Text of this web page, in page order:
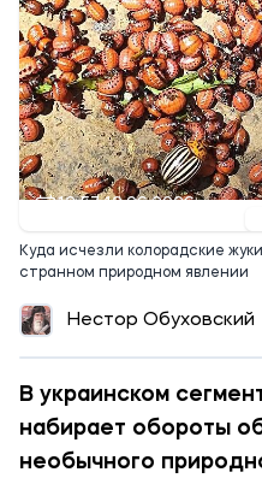
12:57 12.06.2026
Куда исчезли колорадские
странном природном явлении
Нестор Обуховский
В украинском
набирает обороты
необычного